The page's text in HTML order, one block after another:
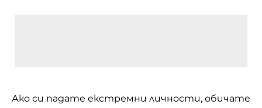
Ако си падате екстремни личности, обичате